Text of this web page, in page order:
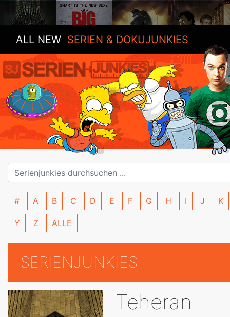
ALL NEW SERIEN & DOKUJUNKIES
# A B C D E F G H I J K
Y Z ALLE
SERIENJUNKIES
Teheran